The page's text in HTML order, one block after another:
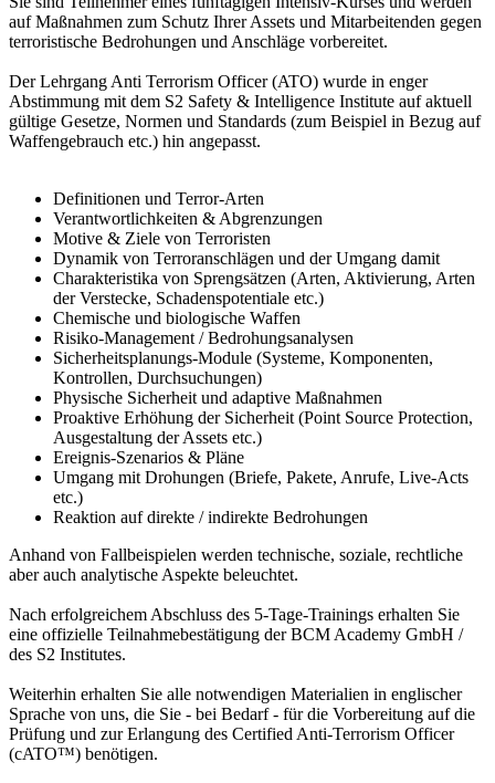
auf Maßnahmen zum Schutz Ihrer Assets und Mitarbeitenden gegen
terroristische Bedrohungen und Anschläge vorbereitet.
Der Lehrgang Anti Terrorism Officer (ATO) wurde in enger
Abstimmung mit dem S2 Safety & Intelligence Institute auf aktuell
gültige Gesetze, Normen und Standards (zum Beispiel in Bezug auf
Waffengebrauch etc.) hin angepasst.
Definitionen und Terror-Arten
Verantwortlichkeiten & Abgrenzungen
Motive & Ziele von Terroristen
Dynamik von Terroranschlägen und der Umgang damit
Charakteristika von Sprengsätzen (Arten, Aktivierung, Arten
der Verstecke, Schadenspotentiale etc.)
Chemische und biologische Waffen
Risiko-Management / Bedrohungsanalysen
Sicherheitsplanungs-Module (Systeme, Komponenten,
Kontrollen, Durchsuchungen)
Physische Sicherheit und adaptive Maßnahmen
Proaktive Erhöhung der Sicherheit (Point Source Protection,
Ausgestaltung der Assets etc.)
Ereignis-Szenarios & Pläne
Umgang mit Drohungen (Briefe, Pakete, Anrufe, Live-Acts
etc.)
Reaktion auf direkte / indirekte Bedrohungen
Anhand von Fallbeispielen werden technische, soziale, rechtliche
aber auch analytische Aspekte beleuchtet.
Nach erfolgreichem Abschluss des 5-Tage-Trainings erhalten Sie
eine offizielle Teilnahmebestätigung der BCM Academy GmbH /
des S2 Institutes.
Weiterhin erhalten Sie alle notwendigen Materialien in englischer
Sprache von uns, die Sie - bei Bedarf - für die Vorbereitung auf die
Prüfung und zur Erlangung des Certified Anti-Terrorism Officer
(cATO™) benötigen.